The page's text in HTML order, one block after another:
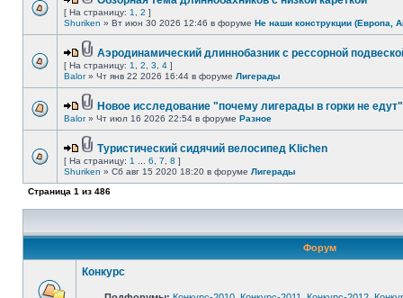
[ На страницу: 1 2 ]
Shuriken » Вт июн 30 2026 12:46 в форуме Не наши конструкции (Европа,
Аэродинамический длиннобазник с рессорной
[ На страницу: 1 2 3 4 ]
Balor» Чт янв 22 2026 16:44 в форуме Лигерады
Новое исследование "почему лигерады в горки не
Balor» Чт июл 16 2026 22:54 в форуме Разное
Туристический сидячий велосипед Klichen
[ На страницу: 1 6 7 8 ]
Shuriken » Сб авг 15 2020 18:20 в форуме Лигерады
Страница 1 из 486
Форум
Конкурс